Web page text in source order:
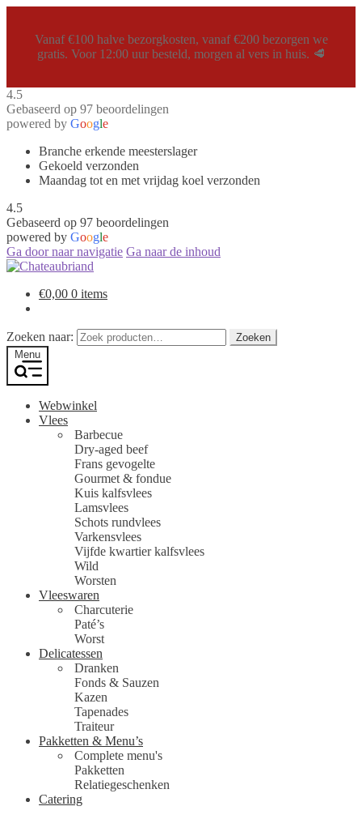
Vanaf €100 halve bezorgkosten, vanaf €200 bezorgen we
gratis. Voor 12:00 uur besteld, morgen al vers in huis. 🥩
4.5
Gebaseerd op 97 beoordelingen
powered by Google
Branche erkende meesterslager
Gekoeld verzonden
Maandag tot en met vrijdag koel verzonden
4.5
Gebaseerd op 97 beoordelingen
powered by Google
Ga door naar navigatie Ga naar de inhoud
€0,00 0 items
Zoeken naar:
Zoeken
Menu
Webwinkel
Vlees
Barbecue
Dry-aged beef
Frans gevogelte
Gourmet & fondue
Kuis kalfsvlees
Lamsvlees
Schots rundvlees
Varkensvlees
Vijfde kwartier kalfsvlees
Wild
Worsten
Vleeswaren
Charcuterie
Paté’s
Worst
Delicatessen
Dranken
Fonds & Sauzen
Kazen
Tapenades
Traiteur
Pakketten & Menu’s
Complete menu's
Pakketten
Relatiegeschenken
Catering